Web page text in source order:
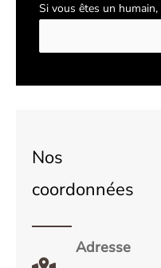
Si vous êtes un
Nos
coordonnées
Adresse